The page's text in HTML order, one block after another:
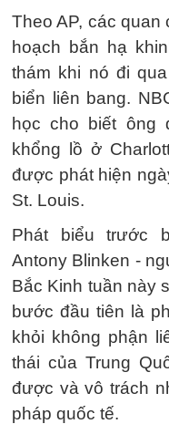
Theo AP, các
hoạch bắn hạ
thám khi nó đi
biển liên bang.
học cho biết ông
khổng lồ ở
được phát hiện
St. Louis.
Phát biểu trước
Antony Blinken -
Bắc Kinh tuần này
bước đầu tiên là
khỏi không phận
thái của Trung
được và vô trách
pháp quốc tế.